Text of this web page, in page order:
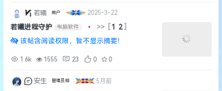
若曦 用户 2025-3-22
若曦进程守护 电脑软件 • >> [ 1 2 ]
该帖含阅读权限，暂不显示摘要！
1.6k 1555 23 0 0
安生 管理员组 5月前